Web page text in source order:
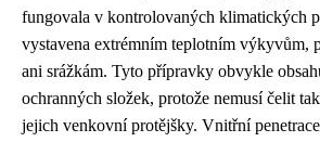
fungovala v kontrolovaných klimatických
vystavena extrémním teplotním výkyvům,
ani srážkám. Tyto přípravky obvykle
ochranných složek, protože nemusí čelit
jejich venkovní protějšky. Vnitřní